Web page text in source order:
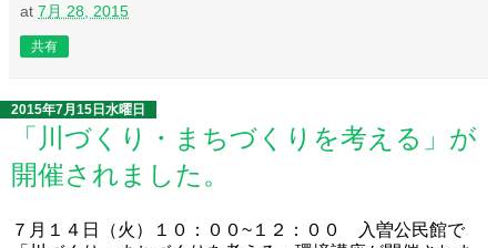
at 7月 28, 2015
共有
2015年7月15日水曜日
「川づくり・まちづくりを考える」が
開催されました。
７月１４日（火）１０：００~１２：００ 入曽公民館で